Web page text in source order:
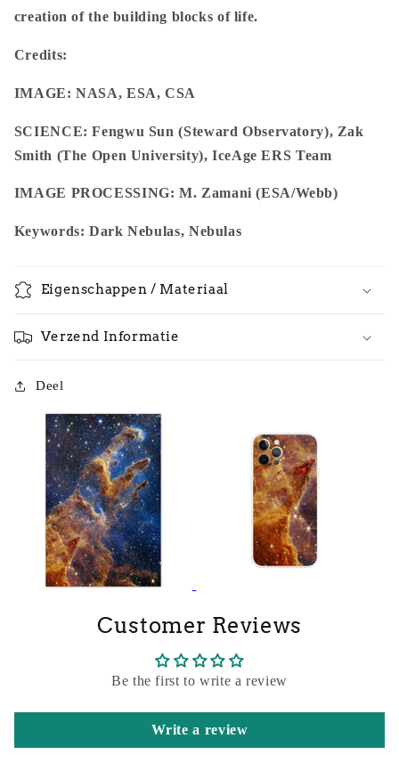
creation of the building blocks of life.
Credits:
IMAGE: NASA, ESA, CSA
SCIENCE: Fengwu Sun (Steward Observatory), Zak
Smith (The Open University), IceAge ERS Team
IMAGE PROCESSING: M. Zamani (ESA/Webb)
Keywords: Dark Nebulas, Nebulas
Eigenschappen / Materiaal
Verzend Informatie
Deel
Customer Reviews
Be the first to write a review
Write a review